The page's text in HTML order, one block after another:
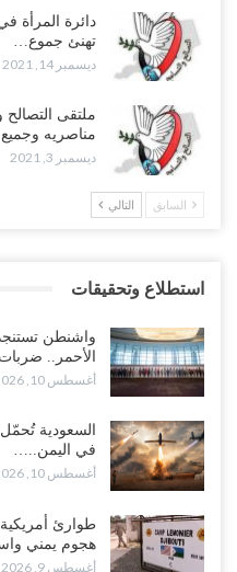
دائرة المرأة
تهنئ جموع…
ديسمبر 14, 2021
ملتقى
مناصريه
ديسمبر 3, 2021
السابق التالي
استطلاع وتحقيقات
واشنطن
الأحمر..
أغسطس 10, 2026
السعودية
في اليمن..…
أغسطس 10, 2026
طوارئ
هجوم يمني
أغسطس 9, 2026